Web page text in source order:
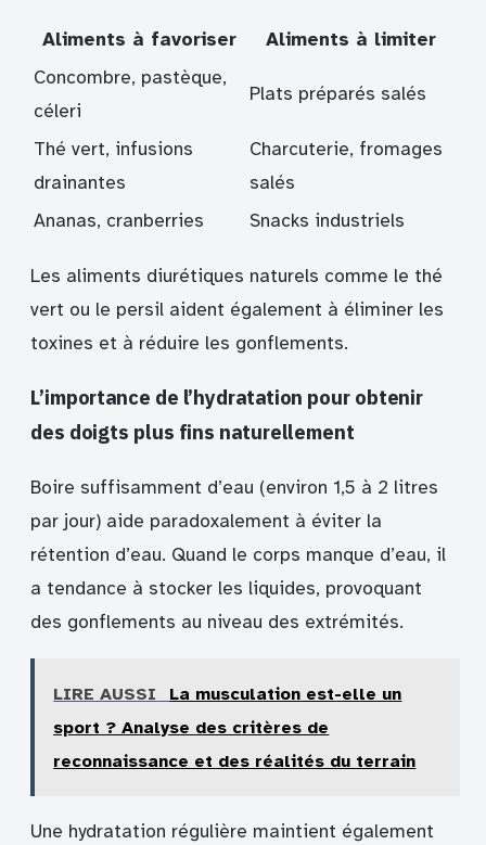
Aliments à favoriser
Aliments à limiter
Concombre, pastèque,
céleri
Plats préparés salés
Thé vert, infusions
drainantes
Charcuterie, fromages
salés
Ananas, cranberries
Snacks industriels
Les aliments diurétiques naturels comme le thé
vert ou le persil aident également à éliminer les
toxines et à réduire les gonflements.
L’importance de l’hydratation pour obtenir
des doigts plus fins naturellement
Boire suffisamment d’eau (environ 1,5 à 2 litres
par jour) aide paradoxalement à éviter la
rétention d’eau. Quand le corps manque d’eau, il
a tendance à stocker les liquides, provoquant
des gonflements au niveau des extrémités.
LIRE AUSSI
La musculation est-elle un
sport ? Analyse des critères de
reconnaissance et des réalités du terrain
Une hydratation régulière maintient également